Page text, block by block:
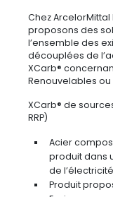
Chez ArcelorMittal
proposons des
l’ensemble des
découplées de
XCarb®
Renouvelables ou
XCarb® de
RRP)
Acier
produit dans
de
Produit